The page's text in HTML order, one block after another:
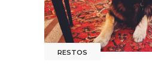
RESTOS